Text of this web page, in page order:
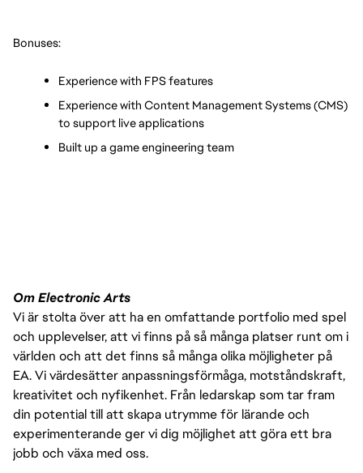
Bonuses:
Experience with FPS features
Experience with Content Management Systems (CMS)
to support live applications
Built up a game engineering team
Om Electronic Arts
Vi är stolta över att ha en omfattande portfolio med spel
och upplevelser, att vi finns på så många platser runt om i
världen och att det finns så många olika möjligheter på
EA. Vi värdesätter anpassningsförmåga, motståndskraft,
kreativitet och nyfikenhet. Från ledarskap som tar fram
din potential till att skapa utrymme för lärande och
experimenterande ger vi dig möjlighet att göra ett bra
jobb och växa med oss.